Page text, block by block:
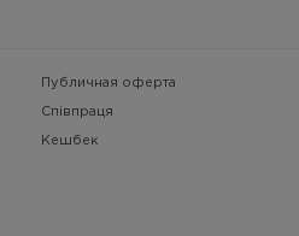
Публичная оферта
Співпраця
Кешбек